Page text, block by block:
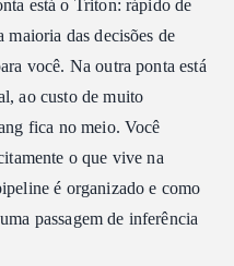
in na AtlasCloud
está o Triton: rápido de
maioria das decisões de
você. Na outra ponta está
ao custo de muito
fica no meio. Você
o que vive na
é organizado e como
passagem de inferência